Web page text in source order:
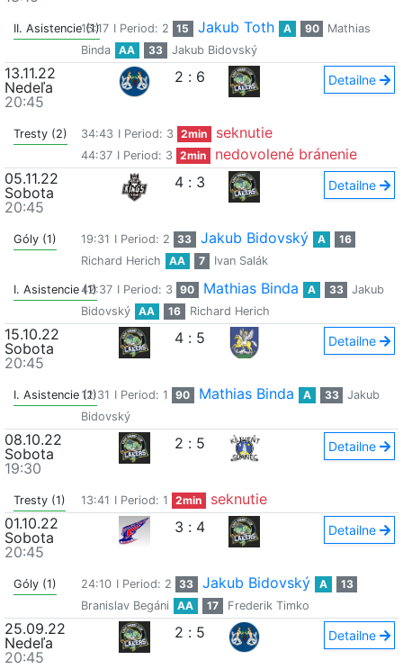
II. Asistencie (1)
15:17 I Period: 2 15 Jakub Toth A 90
Mathias
Binda
AA 33 Jakub Bidovský
13.11.22
Nedeľa
20:45
2 : 6 Detailne
Tresty (2) 34:43 I Period: 3 2min seknutie
44:37 I Period: 3 2min
nedovolené bránenie
05.11.22
Sobota
20:45
4 : 3 Detailne
Góly (1) 19:31 I Period: 2 33 Jakub Bidovský A
16
Richard Herich
AA 7 Ivan Salák
I. Asistencie (1)42:37 I Period: 3 90 Mathias Binda A 33
Jakub
Bidovský
AA 16 Richard Herich
15.10.22
Sobota
20:45
4 : 5 Detailne
I. Asistencie (1)12:31 I Period: 1 90 Mathias Binda A 33
Jakub
Bidovský
08.10.22
Sobota
19:30
2 : 5 Detailne
Tresty (1) 13:41 I Period: 1 2min
seknutie
01.10.22
Sobota
20:45
3 : 4 Detailne
Góly (1) 24:10 I Period: 2 33 Jakub Bidovský A
13
Branislav Begáni
AA 17 Frederik Timko
25.09.22
Nedeľa
20:45
2 : 5 Detailne